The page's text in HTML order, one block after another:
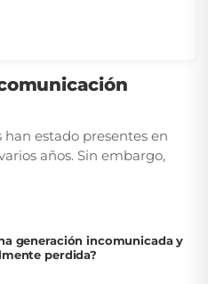
estado presentes en
años. Sin embargo,
generación incomunicada y
perdida?